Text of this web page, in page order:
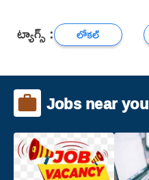
ట్యాగ్స్ : లోకల్
Jobs near you